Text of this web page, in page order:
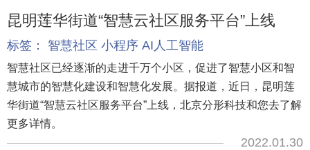
昆明莲华街道“智慧云社区服务平台”上线
标签： 智慧社区 小程序 AI人工智能
智慧社区已经逐渐的走进千万个小区，促进了智慧小区和智
慧城市的智慧化建设和智慧化发展。据报道，近日，昆明莲
华街道“智慧云社区服务平台”上线，北京分形科技和您去了解
更多详情。
2022.01.30